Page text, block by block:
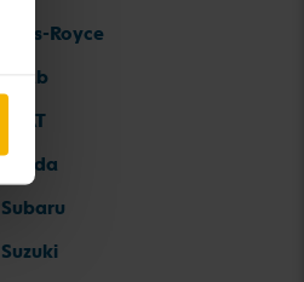
Rolls-Royce
Saab
SEAT
Skoda
Subaru
Suzuki